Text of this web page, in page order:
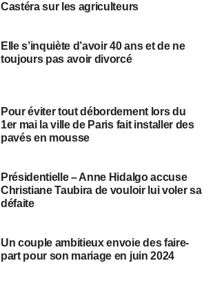
Castéra sur les agriculteurs
Elle s’inquiète d’avoir 40 ans et de ne
toujours pas avoir divorcé
Pour éviter tout débordement lors du
1er mai la ville de Paris fait installer des
pavés en mousse
Présidentielle – Anne Hidalgo accuse
Christiane Taubira de vouloir lui voler sa
défaite
Un couple ambitieux envoie des faire-
part pour son mariage en juin 2024